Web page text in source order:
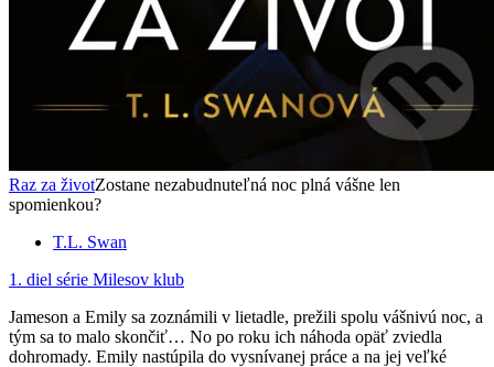
Raz za životZostane nezabudnuteľná noc plná vášne len
spomienkou?
T.L. Swan
1. diel série Milesov klub
Jameson a Emily sa zoznámili v lietadle, prežili spolu vášnivú noc, a
tým sa to malo skončiť… No po roku ich náhoda opäť zviedla
dohromady. Emily nastúpila do vysnívanej práce a na jej veľké